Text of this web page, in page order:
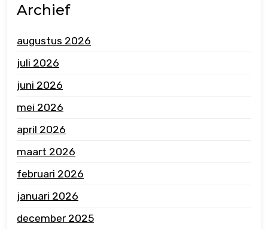
Archief
augustus 2026
juli 2026
juni 2026
mei 2026
april 2026
maart 2026
februari 2026
januari 2026
december 2025